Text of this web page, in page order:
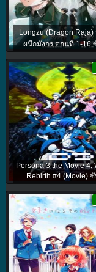
Longzu (Dragon Raja)
ผนึกมังกร ตอนที่ 1-16
Persona 3 the Movie 4:
Rebirth #4 (Movie)